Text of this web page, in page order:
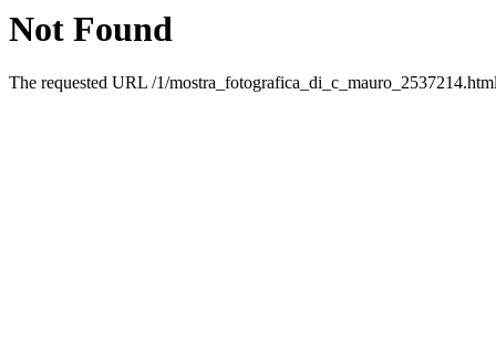
Not Found
The requested URL /1/